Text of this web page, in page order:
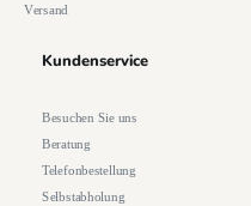
Versand
Kundenservice
Besuchen Sie uns
Beratung
Telefonbestellung
Selbstabholung